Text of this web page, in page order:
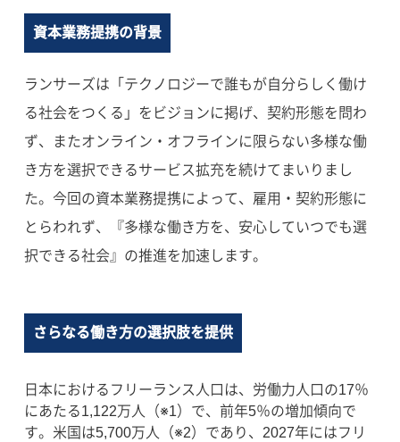
資本業務提携の背景
ランサーズは「テクノロジーで誰もが自分らしく働け
る社会をつくる」をビジョンに掲げ、契約形態を問わ
ず、またオンライン・オフラインに限らない多様な働
き方を選択できるサービス拡充を続けてまいりまし
た。今回の資本業務提携によって、雇用・契約形態に
とらわれず、『多様な働き方を、安心していつでも選
択できる社会』の推進を加速します。
さらなる働き方の選択肢を提供
日本におけるフリーランス人口は、労働力人口の17％
にあたる1,122万人（※1）で、前年5％の増加傾向で
す。米国は5,700万人（※2）であり、2027年にはフリ